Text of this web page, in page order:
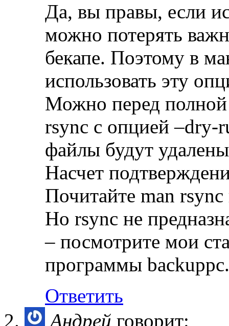
Да, вы правы, если
можно потерять
бекапе. Поэтому в
использовать эту
Можно перед полной
rsync с опцией –dry-
файлы будут
Насчет
Почитайте man
Но rsync не
– посмотрите мои
программы backuppc.
Ответить
Андрей говорит: